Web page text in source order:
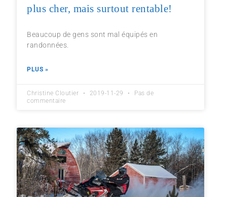
plus cher, mais surtout rentable!
Beaucoup de gens sont mal équipés en
randonnées.
PLUS »
Christine Cloutier 2019-11-29
Pas de
commentaire